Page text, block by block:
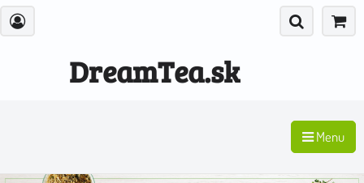
DreamTea.sk
Menu